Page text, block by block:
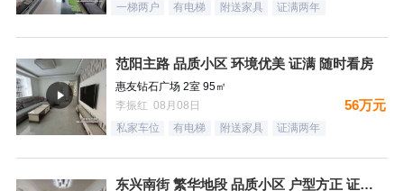
一梯两户 有电梯 附送家具 证满两年
范阳主路 品质小区 环境优美 证满 随时看房
惠友钻石广场 2室 95㎡
李振红 08月08日
56万元
私家车位 有电梯 附送家具 证满两年
东兴南街 繁华地段 品质小区 户型方正 证满 看房方便